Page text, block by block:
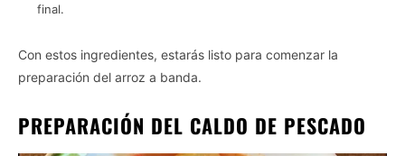
final.
Con estos ingredientes, estarás listo para comenzar la
preparación del arroz a banda.
PREPARACIÓN DEL CALDO DE PESCADO